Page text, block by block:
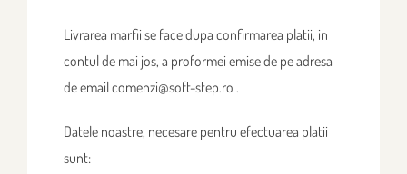
Livrarea marfii se face dupa confirmarea platii, in
contul de mai jos, a proformei emise de pe adresa
de email comenzi@soft-step.ro .
Datele noastre, necesare pentru efectuarea platii
sunt: